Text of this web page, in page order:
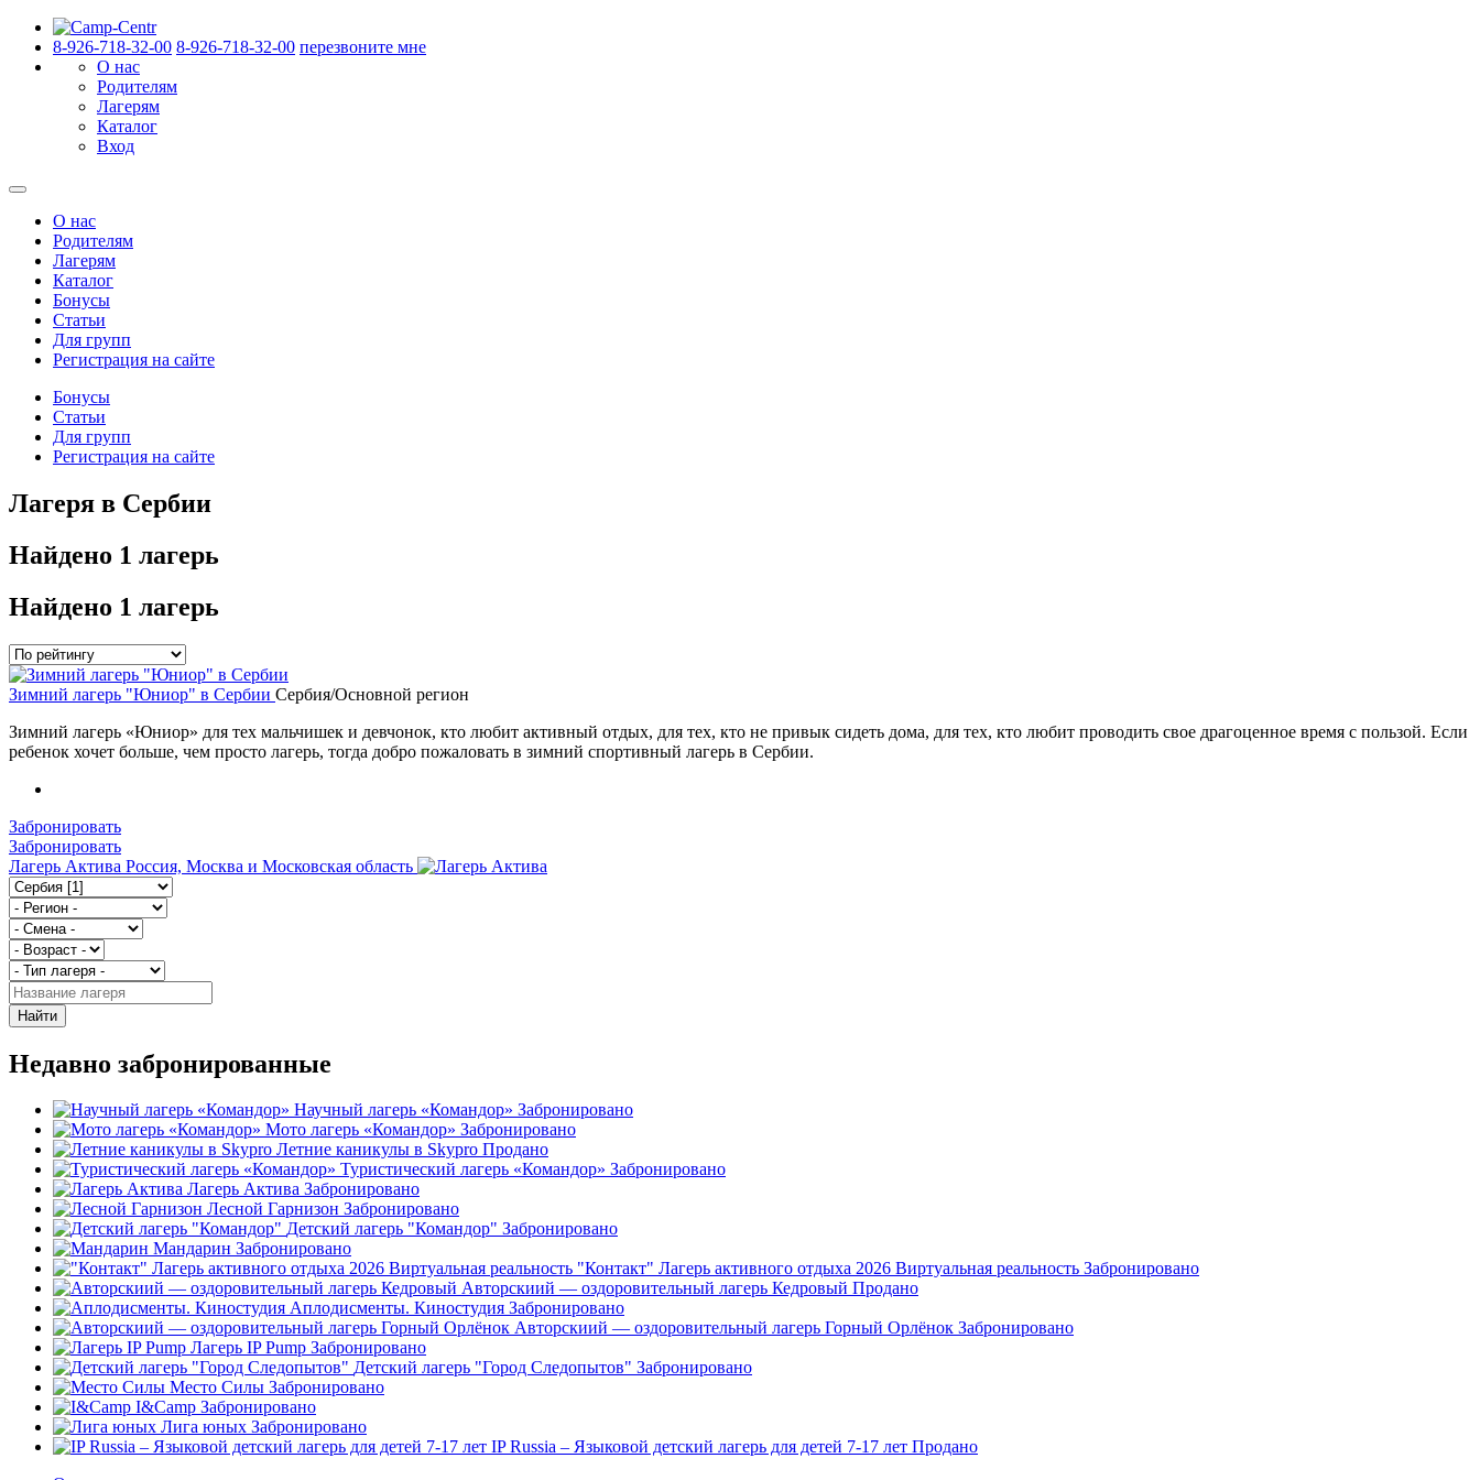
8-926-718-32-00 8-926-718-32-00 перезвоните мне
О нас
Родителям
Лагерям
Каталог
Вход
О нас
Родителям
Лагерям
Каталог
Бонусы
Статьи
Для групп
Регистрация на сайте
Бонусы
Статьи
Для групп
Регистрация на сайте
Лагеря в Сербии
Найдено 1 лагерь
Найдено 1 лагерь
Зимний лагерь "Юниор" в Сербии Сербия/Основной регион
Зимний лагерь «Юниор» для тех мальчишек и девчонок, кто любит активный отдых, для тех, кто не привык сидеть дома, для тех, кто любит проводить свое драгоценное время с пользой. Если
ребенок хочет больше, чем просто лагерь, тогда добро пожаловать в зимний спортивный лагерь в Сербии.
Забронировать
Забронировать
Лагерь Актива Россия, Москва и Московская область
Найти
Недавно забронированные
Научный лагерь «Командор» Забронировано
Мото лагерь «Командор» Забронировано
Летние каникулы в Skypro Продано
Туристический лагерь «Командор» Забронировано
Лагерь Актива Забронировано
Лесной Гарнизон Забронировано
Детский лагерь "Командор" Забронировано
Мандарин Забронировано
"Контакт" Лагерь активного отдыха 2026 Виртуальная реальность Забронировано
Авторскиий — оздоровительный лагерь Кедровый Продано
Аплодисменты. Киностудия Забронировано
Авторскиий — оздоровительный лагерь Горный Орлёнок Забронировано
Лагерь IP Pump Забронировано
Детский лагерь "Город Следопытов" Забронировано
Место Силы Забронировано
I&Camp Забронировано
Лига юных Забронировано
IP Russia – Языковой детский лагерь для детей 7-17 лет Продано